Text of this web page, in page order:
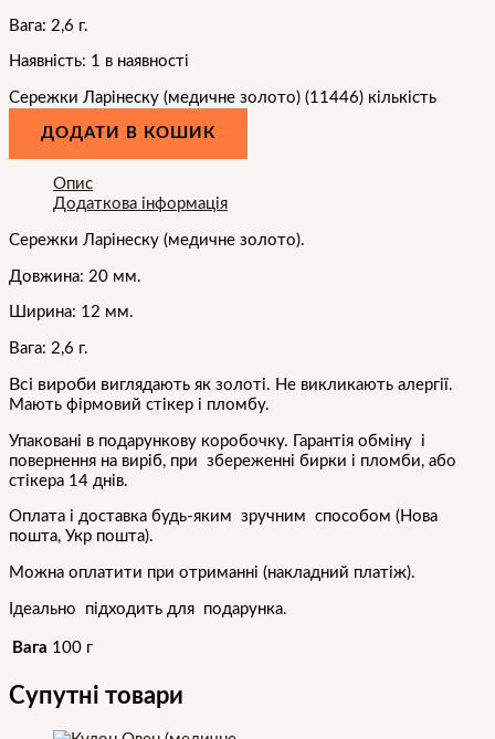
Вага: 2,6 г.
Наявність: 1 в наявності
Сережки Ларінеску (медичне золото) (11446) кількість
ДОДАТИ В КОШИК
Опис
Додаткова інформація
Сережки Ларінеску (медичне золото).
Довжина: 20 мм.
Ширина: 12 мм.
Вага: 2,6 г.
Всі вироби виглядають як золоті. Не викликають алергії.
Мають фірмовий стікер і пломбу.
Упаковані в подарункову коробочку. Гарантія обміну і
повернення на виріб, при збереженні бирки і пломби, або
стікера 14 днів.
Оплата і доставка будь-яким зручним способом (Нова
пошта, Укр пошта).
Можна оплатити при отриманні (накладний платіж).
Ідеально підходить для подарунка.
Вага 100 г
Супутні товари